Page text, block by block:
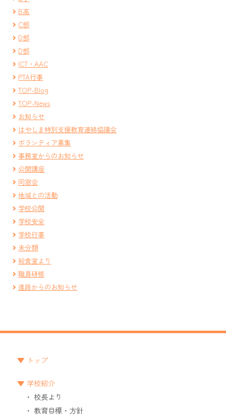
B高
C部
D部
D部
ICT・AAC
PTA行事
TOP-Blog
TOP-News
お知らせ
はやしま特別支援教育連絡協議会
ボランティア募集
事務室からのお知らせ
公開講座
同窓会
地域との活動
学校公開
学校安全
学校行事
未分類
給食室より
職員研修
進路からのお知らせ
トップ
学校紹介
校長より
教育目標・方針